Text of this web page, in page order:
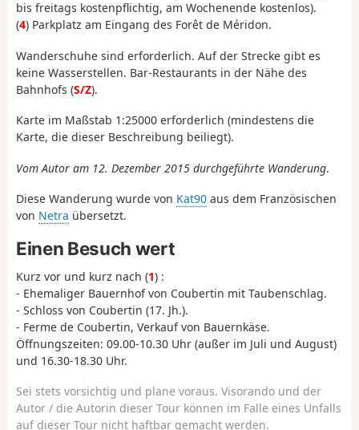
bis freitags kostenpflichtig, am Wochenende kostenlos).
(4) Parkplatz am Eingang des Forêt de Méridon.
Wanderschuhe sind erforderlich. Auf der Strecke gibt es
keine Wasserstellen. Bar-Restaurants in der Nähe des
Bahnhofs (S/Z).
Karte im Maßstab 1:25000 erforderlich (mindestens die
Karte, die dieser Beschreibung beiliegt).
Vom Autor am 12. Dezember 2015 durchgeführte Wanderung.
Diese Wanderung wurde von Kat90 aus dem Französischen
von Netra übersetzt.
Einen Besuch wert
Kurz vor und kurz nach (1) :
- Ehemaliger Bauernhof von Coubertin mit Taubenschlag.
- Schloss von Coubertin (17. Jh.).
- Ferme de Coubertin, Verkauf von Bauernkäse.
Öffnungszeiten: 09.00-10.30 Uhr (außer im Juli und August)
und 16.30-18.30 Uhr.
Sei stets vorsichtig und plane voraus. Visorando und der
Autor / die Autorin dieser Tour können im Falle eines Unfalls
auf dieser Tour nicht haftbar gemacht werden.